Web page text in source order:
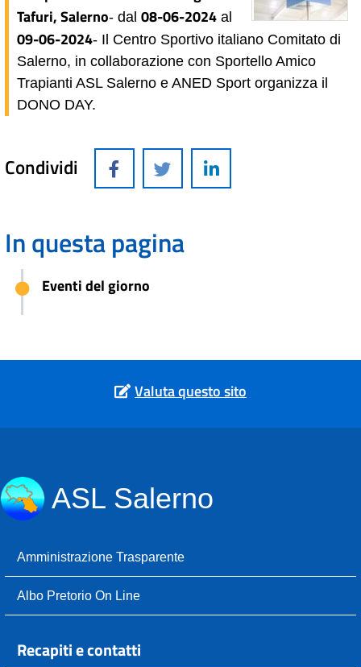
Tafuri, Salerno- dal 08-06-2024 al
09-06-2024- Il Centro Sportivo italiano Comitato di
Salerno, in collaborazione con Sportello Amico
Trapianti ASL Salerno e ANED Sport organizza il
DONO DAY.
Condividi
In questa pagina
Eventi del giorno
Valuta questo sito
ASL Salerno
Amministrazione Trasparente
Albo Pretorio On Line
Recapiti e contatti